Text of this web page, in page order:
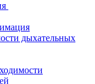
дыхательных